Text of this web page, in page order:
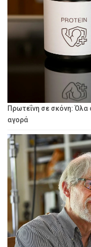
Πρωτεΐνη σε σκόνη: Όλα
αγορά